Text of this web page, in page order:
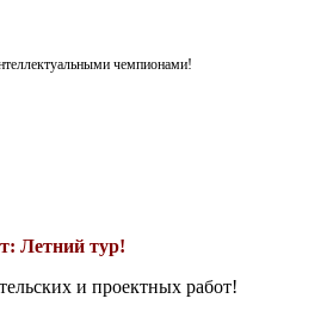
чемпионами!
Летний тур!
и проектных работ!